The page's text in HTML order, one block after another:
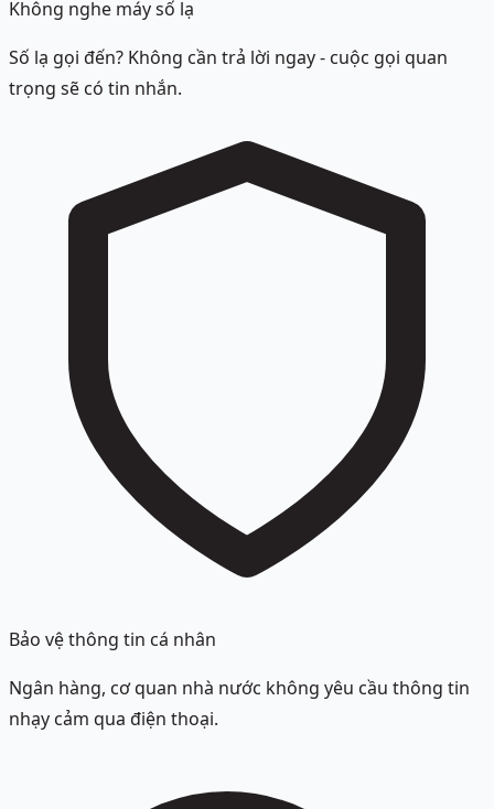
Không nghe máy số lạ
Số lạ gọi đến? Không cần trả lời ngay - cuộc gọi quan
trọng sẽ có tin nhắn.
Bảo vệ thông tin cá nhân
Ngân hàng, cơ quan nhà nước không yêu cầu thông tin
nhạy cảm qua điện thoại.